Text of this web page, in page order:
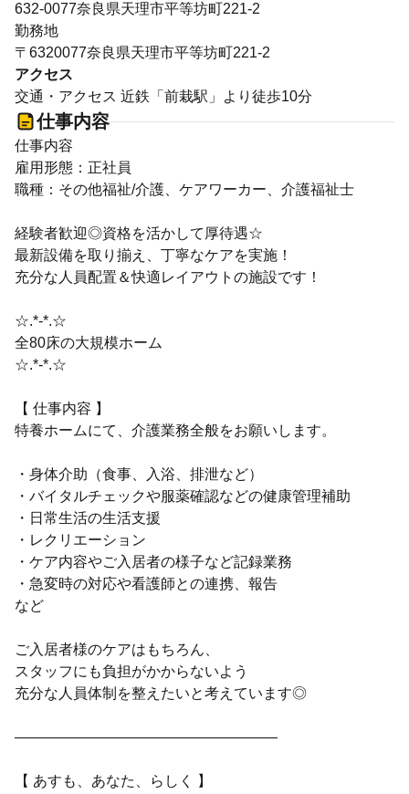
632-0077奈良県天理市平等坊町221-2
勤務地
〒6320077奈良県天理市平等坊町221-2
アクセス
交通・アクセス 近鉄「前栽駅」より徒歩10分
仕事内容
仕事内容
雇用形態：正社員
職種：その他福祉/介護、ケアワーカー、介護福祉士
経験者歓迎◎資格を活かして厚待遇☆
最新設備を取り揃え、丁寧なケアを実施！
充分な人員配置＆快適レイアウトの施設です！
☆.*-*.☆
全80床の大規模ホーム
☆.*-*.☆
【 仕事内容 】
特養ホームにて、介護業務全般をお願いします。
・身体介助（食事、入浴、排泄など）
・バイタルチェックや服薬確認などの健康管理補助
・日常生活の生活支援
・レクリエーション
・ケア内容やご入居者の様子など記録業務
・急変時の対応や看護師との連携、報告
など
ご入居者様のケアはもちろん、
スタッフにも負担がかからないよう
充分な人員体制を整えたいと考えています◎
――――――――――――――――――
【 あすも、あなた、らしく 】